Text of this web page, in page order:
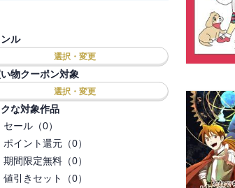
ル
選択・変更
物クーポン対象
選択・変更
な対象作品
セール（0）
ポイント還元（0）
期間限定無料（0）
値引きセット（0）